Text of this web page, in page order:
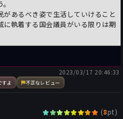
あるべき姿で生活していけること
に執着する国会議員がいる限りは期
すよ 不正なレビュー
2023/03/17 20:46:33
(8pt)